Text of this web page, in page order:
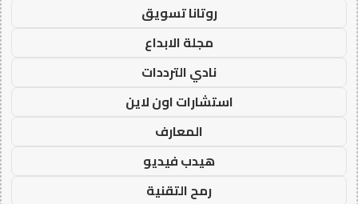
روتانا تسويق
مجلة الابداع
نادي الترددات
استشارات اون لاين
المعارف
هيدب فيديو
رمح التقنية